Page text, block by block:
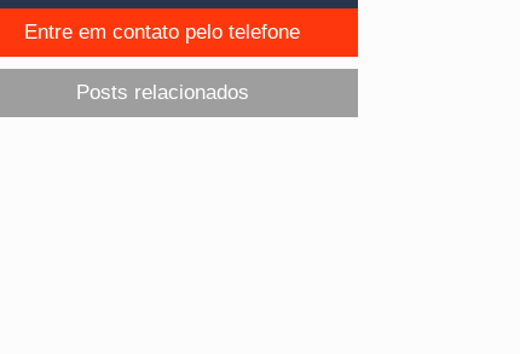
Entre em contato pelo telefone
Posts relacionados